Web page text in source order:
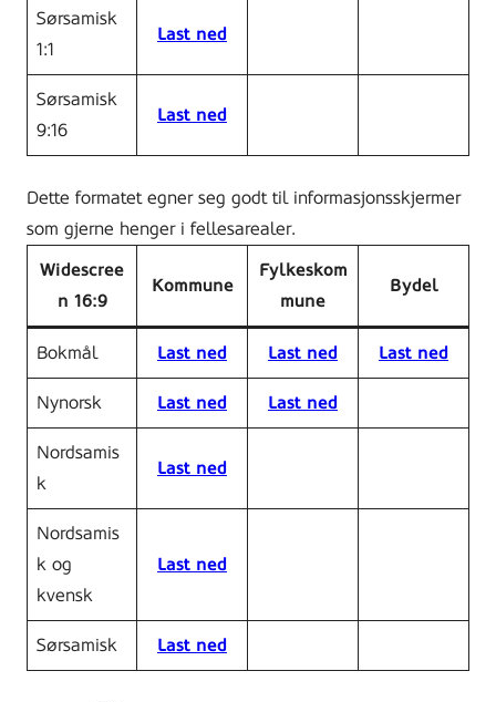
Sørsamisk
1:1
Last ned
Sørsamisk
9:16
Last ned
Dette formatet egner seg godt til informasjonsskjermer
som gjerne henger i fellesarealer.
Widescree
n 16:9
Kommune
Fylkeskom
mune
Bydel
Bokmål Last ned Last ned Last ned
Nynorsk Last ned Last ned
Nordsamis
k
Last ned
Nordsamis
k og
kvensk
Last ned
Sørsamisk Last ned